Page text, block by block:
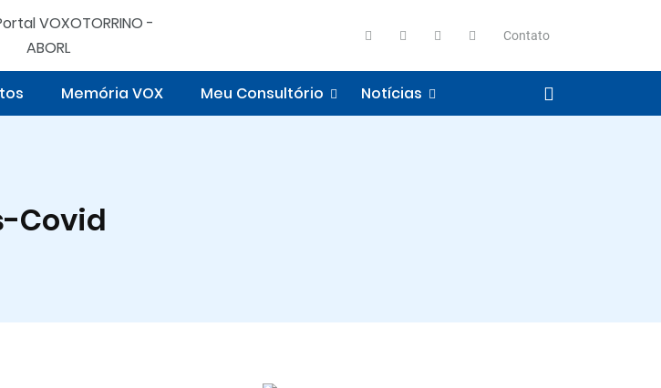
Contato
Memória VOX Meu Consultório Notícias
Covid